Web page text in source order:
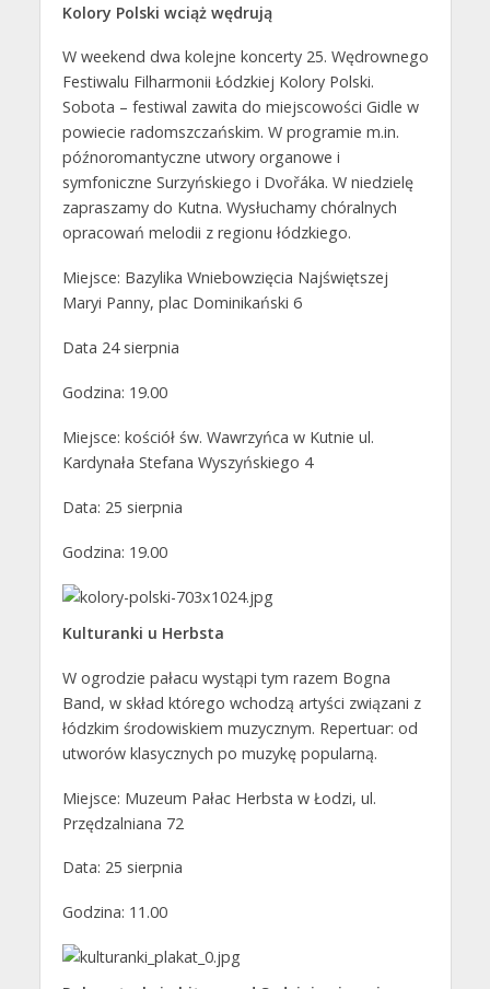
Kolory Polski wciąż wędrują
W weekend dwa kolejne koncerty 25. Wędrownego
Festiwalu Filharmonii Łódzkiej Kolory Polski.
Sobota – festiwal zawita do miejscowości Gidle w
powiecie radomszczańskim. W programie m.in.
późnoromantyczne utwory organowe i
symfoniczne Surzyńskiego i Dvořáka. W niedzielę
zapraszamy do Kutna. Wysłuchamy chóralnych
opracowań melodii z regionu łódzkiego.
Miejsce: Bazylika Wniebowzięcia Najświętszej
Maryi Panny, plac Dominikański 6
Data 24 sierpnia
Godzina: 19.00
Miejsce: kościół św. Wawrzyńca w Kutnie ul.
Kardynała Stefana Wyszyńskiego 4
Data: 25 sierpnia
Godzina: 19.00
Kulturanki u Herbsta
W ogrodzie pałacu wystąpi tym razem Bogna
Band, w skład którego wchodzą artyści związani z
łódzkim środowiskiem muzycznym. Repertuar: od
utworów klasycznych po muzykę popularną.
Miejsce: Muzeum Pałac Herbsta w Łodzi, ul.
Przędzalniana 72
Data: 25 sierpnia
Godzina: 11.00